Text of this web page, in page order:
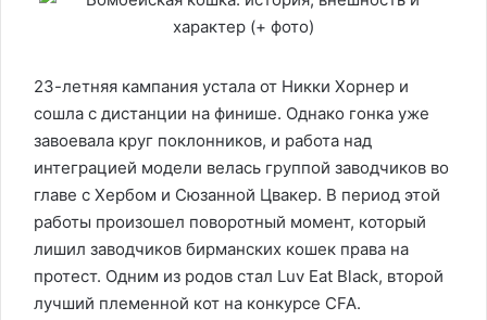
23-летняя кампания устала от Никки Хорнер и
сошла с дистанции на финише. Однако гонка уже
завоевала круг поклонников, и работа над
интеграцией модели велась группой заводчиков во
главе с Хербом и Сюзанной Цвакер. В период этой
работы произошел поворотный момент, который
лишил заводчиков бирманских кошек права на
протест. Одним из родов стал Luv Eat Black, второй
лучший племенной кот на конкурсе CFA.